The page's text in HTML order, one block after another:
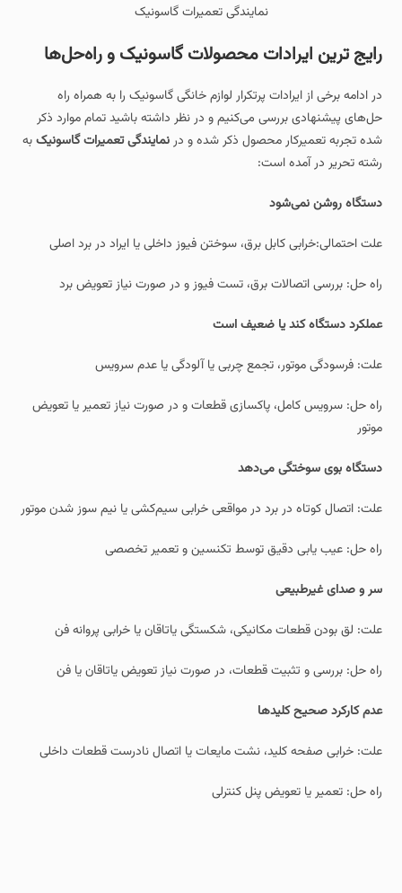
نمایندگی تعمیرات گاسونیک
رایج‌ ترین ایرادات محصولات گاسونیک و راه‌حل‌ها
در ادامه برخی از ایرادات پرتکرار لوازم خانگی گاسونیک را به همراه راه‌
حل‌های پیشنهادی بررسی می‌کنیم و در نظر داشته باشید تمام موارد ذکر
شده تجربه تعمیرکار محصول ذکر شده و درنمایندگی تعمیرات گاسونیکبه
رشته تحریر در آمده است:
دستگاه روشن نمی‌شود
علت احتمالی:خرابی کابل برق، سوختن فیوز داخلی یا ایراد در برد اصلی
راه‌ حل: بررسی اتصالات برق، تست فیوز و در صورت نیاز تعویض برد
عملکرد دستگاه کند یا ضعیف است
علت: فرسودگی موتور، تجمع چربی یا آلودگی یا عدم سرویس
راه‌ حل: سرویس کامل، پاکسازی قطعات و در صورت نیاز تعمیر یا تعویض
موتور
دستگاه بوی سوختگی می‌دهد
علت: اتصال کوتاه در برد در مواقعی خرابی سیم‌کشی یا نیم‌ سوز شدن موتور
راه‌ حل: عیب یابی دقیق توسط تکنسین و تعمیر تخصصی
سر و صدای غیرطبیعی
علت: لق بودن قطعات مکانیکی، شکستگی یاتاقان یا خرابی پروانه فن
راه‌ حل: بررسی و تثبیت قطعات، در صورت نیاز تعویض یاتاقان یا فن
عدم کارکرد صحیح کلیدها
علت: خرابی صفحه کلید، نشت مایعات یا اتصال نادرست قطعات داخلی
راه‌ حل: تعمیر یا تعویض پنل کنترلی